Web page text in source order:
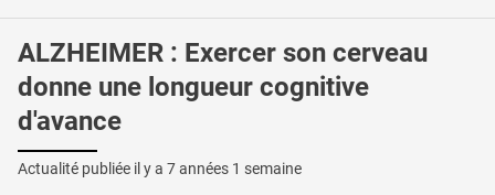
ALZHEIMER : Exercer son cerveau
donne une longueur cognitive
d'avance
Actualité publiée il y a 7 années 1 semaine